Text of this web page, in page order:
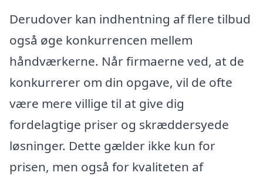
Derudover kan indhentning af flere tilbud
også øge konkurrencen mellem
håndværkerne. Når firmaerne ved, at de
konkurrerer om din opgave, vil de ofte
være mere villige til at give dig
fordelagtige priser og skræddersyede
løsninger. Dette gælder ikke kun for
prisen, men også for kvaliteten af